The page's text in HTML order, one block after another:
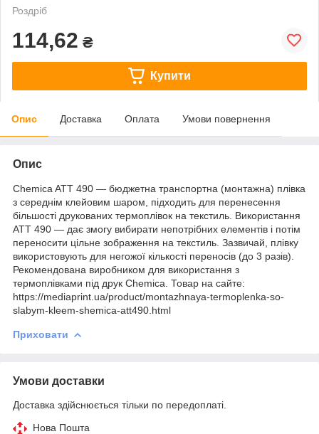
Роздріб
114,62 ₴
Купити
Опис Доставка Оплата Умови повернення
Опис
Chemica ATT 490 — бюджетна транспортна (монтажна) плівка
з середнім клейовим шаром, підходить для перенесення
більшості друкованих термоплівок на текстиль. Використання
ATT 490 — дає змогу вибирати непотрібних елементів і потім
переносити цільне зображення на текстиль. Зазвичай, плівку
використовують для негожої кількості переносів (до 3 разів).
Рекомендована виробником для використання з
термоплівками під друк Chemica. Товар на сайте:
https://mediaprint.ua/product/montazhnaya-termoplenka-so-
slabym-kleem-shemica-att490.html
Приховати
Умови доставки
Доставка здійснюється тільки по передоплаті.
Нова Пошта